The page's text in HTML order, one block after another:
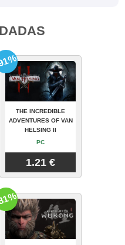
THE INCREDIBLE
ADVENTURES OF VAN
HELSING II
PC
1.21 €